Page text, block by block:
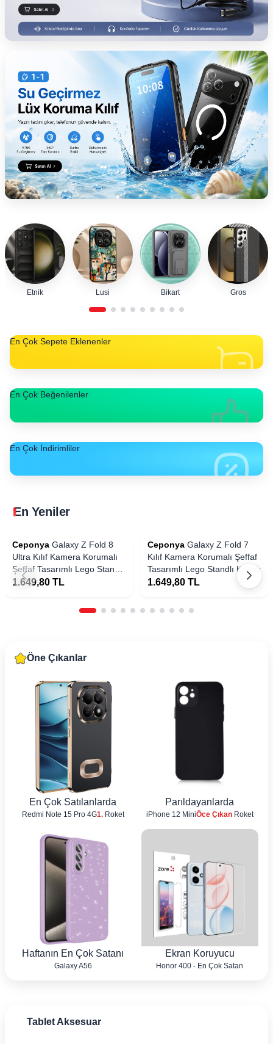
Etnik Lusi Bikart Gros
En Çok Sepete Eklenenler
En Çok Beğenilenler
En Çok İndirimliler
En Yeniler
Ceponya Galaxy Z Fold 8
Ultra Kılıf Kamera Korumalı
Şeffaf Tasarımlı Lego Standlı
Kapak
1.649,80 TL
Ceponya Galaxy Z Fold 7
Kılıf Kamera Korumalı Şeffaf
Tasarımlı Lego Standlı Kapak
1.649,80 TL
Öne Çıkanlar
En Çok Satılanlarda
Redmi Note 15 Pro 4G1.Roket
Parıldayanlarda
iPhone 12 MiniÖce ÇıkanRoket
Haftanın En Çok Satanı
Galaxy A56
Ekran Koruyucu
Honor 400 - En Çok Satan
Tablet Aksesuar